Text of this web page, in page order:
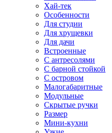
Хай-тек
Особенности
Для студии
Для хрущевки
Для дачи
Встроенные
С антресолями
С барной стойкой
С островом
Малогабаритные
Модульные
Скрытые ручки
Размер
Мини-кухни